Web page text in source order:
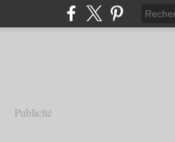
Publicité